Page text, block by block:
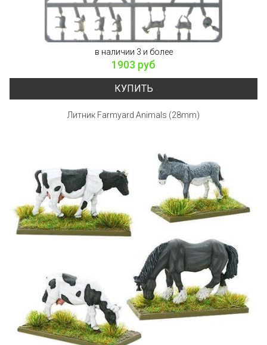
в наличии 3 и более
1903 руб
КУПИТЬ
Литник Farmyard Animals (28mm)